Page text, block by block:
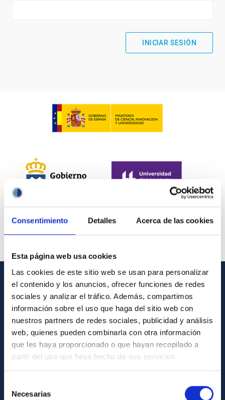
Consentimiento Detalles Acerca de las cookies
Esta página web usa cookies
Las cookies de este sitio web se usan para personalizar
el contenido y los anuncios, ofrecer funciones de redes
sociales y analizar el tráfico. Además, compartimos
información sobre el uso que haga del sitio web con
nuestros partners de redes sociales, publicidad y análisis
web, quienes pueden combinarla con otra información
que les haya proporcionado o que hayan recopilado a
partir del uso que haya hecho de sus servicios.
Necesarias
INFORMACIÓN GENERAL
Contacto
Cómo llegar al IAC
Directorio de personal
Biblioteca